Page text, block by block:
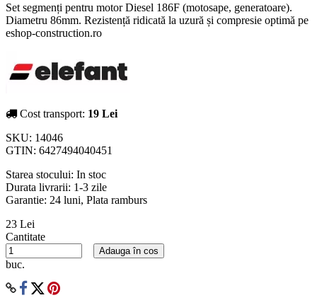
Set segmenți pentru motor Diesel 186F (motosape, generatoare).
Diametru 86mm. Rezistență ridicată la uzură și compresie optimă pe
eshop-construction.ro
Cost transport: 19 Lei
SKU: 14046
GTIN: 6427494040451
Starea stocului: In stoc
Durata livrarii: 1-3 zile
Garantie: 24 luni, Plata ramburs
23 Lei
Cantitate
buc.
Adauga în cos